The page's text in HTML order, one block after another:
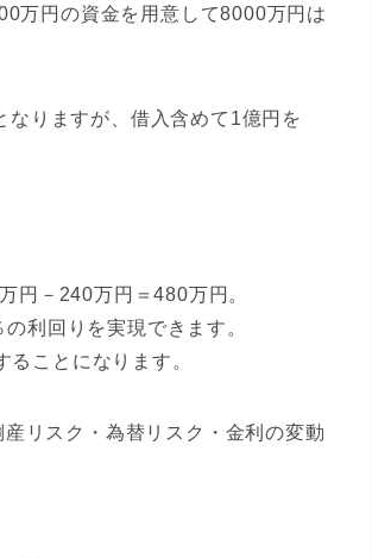
万円の資金を用意して8000万円は
りますが、借入含めて1億円を
円－240万円＝480万円。
利回りを実現できます。
ことになります。
リスク・為替リスク・金利の変動